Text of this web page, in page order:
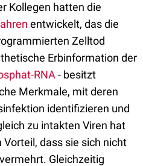
Kollegen hatten die
entwickelt, das die
Zelltod
Erbinformation der
RNA - besitzt
Merkmale, mit deren
identifizieren und
zu intakten Viren hat
dass sie sich nicht
Gleichzeitig